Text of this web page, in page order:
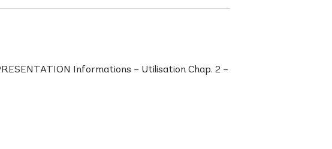
Informations – Utilisation Chap. 2 –